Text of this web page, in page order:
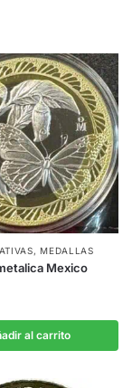
,MEDALLAS
Mexico
al carrito